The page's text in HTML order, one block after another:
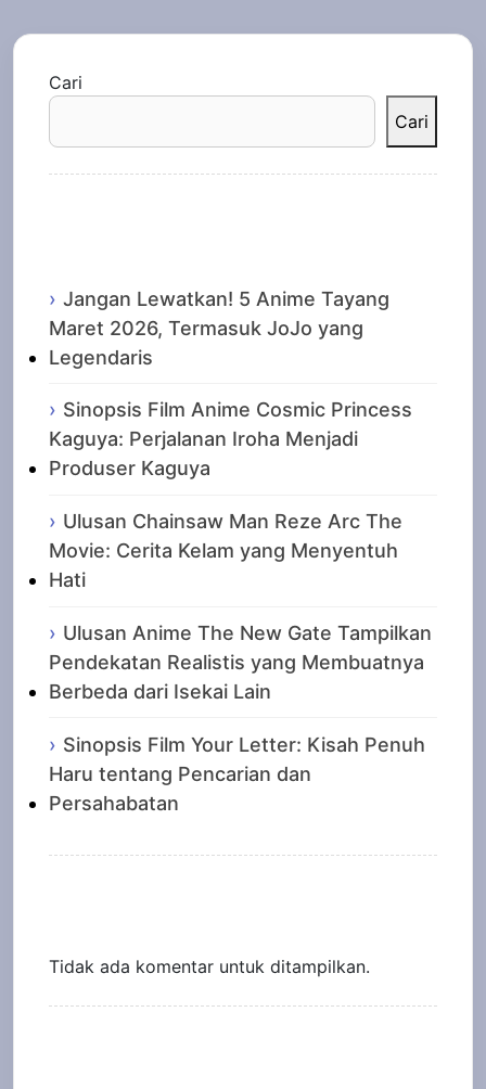
Cari
Cari
Jangan Lewatkan! 5 Anime Tayang
Maret 2026, Termasuk JoJo yang
Legendaris
Sinopsis Film Anime Cosmic Princess
Kaguya: Perjalanan Iroha Menjadi
Produser Kaguya
Ulusan Chainsaw Man Reze Arc The
Movie: Cerita Kelam yang Menyentuh
Hati
Ulusan Anime The New Gate Tampilkan
Pendekatan Realistis yang Membuatnya
Berbeda dari Isekai Lain
Sinopsis Film Your Letter: Kisah Penuh
Haru tentang Pencarian dan
Persahabatan
Tidak ada komentar untuk ditampilkan.